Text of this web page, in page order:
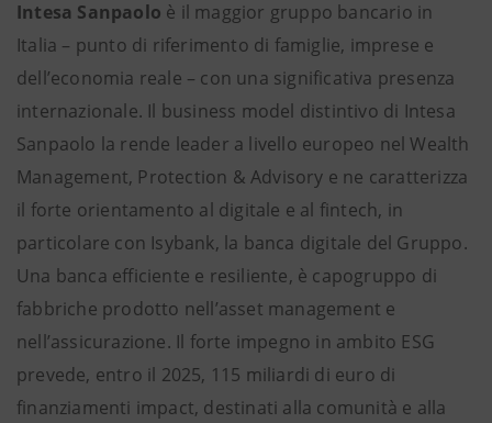
Intesa Sanpaolo è il maggior gruppo bancario in
Italia – punto di riferimento di famiglie, imprese e
dell’economia reale – con una significativa presenza
internazionale. Il business model distintivo di Intesa
Sanpaolo la rende leader a livello europeo nel Wealth
Management, Protection & Advisory e ne caratterizza
il forte orientamento al digitale e al fintech, in
particolare con Isybank, la banca digitale del Gruppo.
Una banca efficiente e resiliente, è capogruppo di
fabbriche prodotto nell’asset management e
nell’assicurazione. Il forte impegno in ambito ESG
prevede, entro il 2025, 115 miliardi di euro di
finanziamenti impact, destinati alla comunità e alla